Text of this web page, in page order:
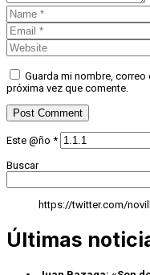
Guarda mi nombre,
próxima vez que comente.
Este @ño *
Buscar
https://twitter.com/
Últimas